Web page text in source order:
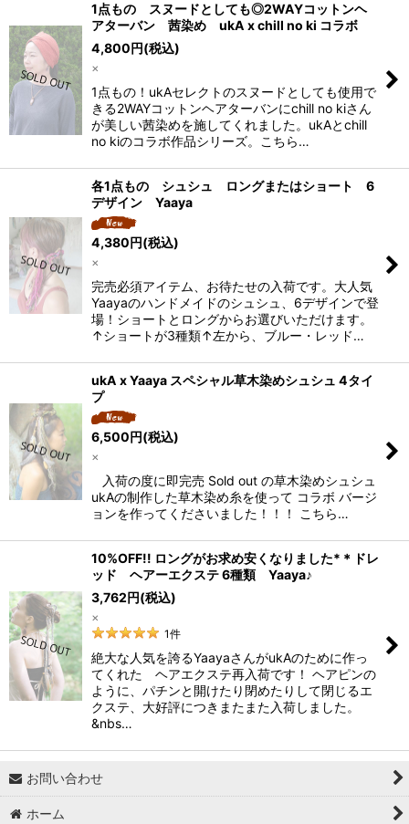
1点もの スヌードとしても◎2WAYコットンヘ
アターバン 茜染め ukA x chill no ki コラボ
4,800円(税込)
×
1点もの！ukAセレクトのスヌードとしても使用で
きる2WAYコットンヘアターバンにchill no kiさん
が美しい茜染めを施してくれました。ukAとchill
no kiのコラボ作品シリーズ。こちら…
各1点もの シュシュ ロングまたはショート 6
デザイン Yaaya
4,380円(税込)
×
完売必須アイテム、お待たせの入荷です。大人気
Yaayaのハンドメイドのシュシュ、6デザインで登
場！ショートとロングからお選びいただけます。
↑ショートが3種類↑左から、ブルー・レッド…
ukA x Yaaya スペシャル草木染めシュシュ 4タイ
プ
6,500円(税込)
×
入荷の度に即完売 Sold out の草木染めシュシュ
ukAの制作した草木染め糸を使って コラボ バージ
ョンを作ってくださいました！！！ こちら…
10%OFF!! ロングがお求め安くなりました*＊ドレ
ッド ヘアーエクステ 6種類 Yaaya♪
3,762円(税込)
×
1件
絶大な人気を誇るYaayaさんがukAのために作っ
てくれた ヘアエクステ再入荷です！ ヘアピンの
ように、パチンと開けたり閉めたりして閉じるエ
クステ、大好評につきまたまた入荷しました。
&nbs…
お問い合わせ
ホーム